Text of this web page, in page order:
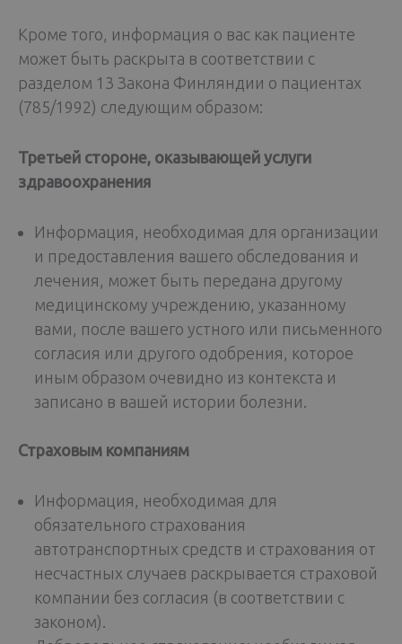
Кроме того, информация о вас как пациенте
может быть раскрыта в соответствии с
разделом 13 Закона Финляндии о пациентах
(785/1992) следующим образом:
Третьей стороне, оказывающей услуги
здравоохранения
Информация, необходимая для организации
и предоставления вашего обследования и
лечения, может быть передана другому
медицинскому учреждению, указанному
вами, после вашего устного или письменного
согласия или другого одобрения, которое
иным образом очевидно из контекста и
записано в вашей истории болезни.
Страховым компаниям
Информация, необходимая для
обязательного страхования
автотранспортных средств и страхования от
несчастных случаев раскрывается страховой
компании без согласия (в соответствии с
законом).